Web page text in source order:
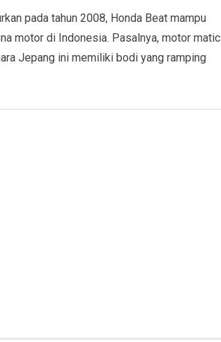
pada tahun 2008, Honda Beat mampu
motor di Indonesia. Pasalnya, motor matic
Jepang ini memiliki bodi yang ramping